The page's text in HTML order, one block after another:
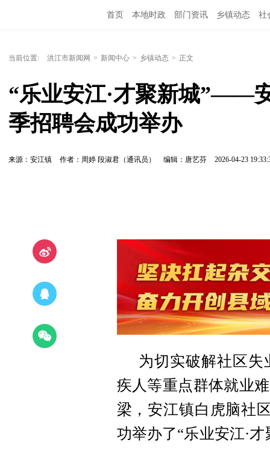
首页 本地时政 部门资讯 乡镇动态 社
当前位置: 洪江市新闻网 > 新闻中心 > 乡镇动态 > 正文
“乐业安江·才聚新城”——
季招聘会成功举办
来源：安江镇 作者：周婷 段淑君（通讯员） 编辑：唐艺芬 2026-04-23
为切实破解社区
疾人等重点群体就业
梁，安江镇白虎脑社
功举办了“乐业安江·